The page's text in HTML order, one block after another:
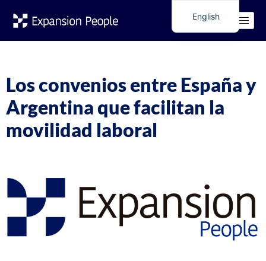
Tag:convenios España
Argentina
Los convenios entre España y
Argentina que facilitan la
movilidad laboral
English
Spanish